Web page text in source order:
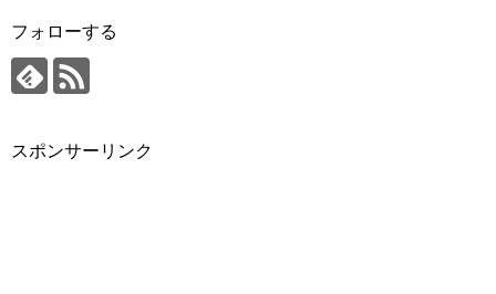
フォローする
スポンサーリンク